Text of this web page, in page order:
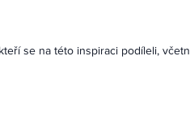
se na této inspiraci podíleli,